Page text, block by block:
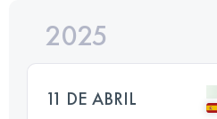
2025
11 DE ABRIL